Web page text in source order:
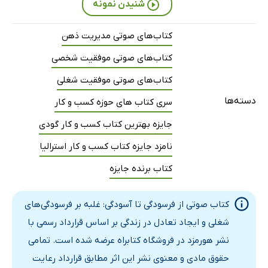
شنیدن نمونه
دسته‌ها
کتاب‌های صوتی مدیریت ذهن
کتاب‌های صوتی موفقیت شخصی
کتاب‌های صوتی موفقیت شغلی
سری کتاب های حوزه کسب و کار
جایزه بهترین کتاب کسب و کار گودی
نامزد جایزه کتاب کسب و کار استرالیا
کتاب برنده جایزه
کتاب صوتی از فرسودگی تا آسودگی: غلبه بر فرسودگی‌های
شغلی و ایجاد تعادل در زندگی بر اساس قرارداد رسمی با
نشر هورمزد در فروشگاه کتابراه عرضه شده است. تمامی
حقوق مادی و معنوی نشر این اثر مطابق قرارداد رعایت